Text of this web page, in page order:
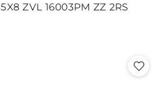
ZVL 16003PM ZZ 2RS